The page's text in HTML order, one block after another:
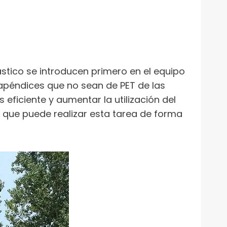
se introducen primero en el equipo
que no sean de PET de las
y aumentar la utilización del
puede realizar esta tarea de forma